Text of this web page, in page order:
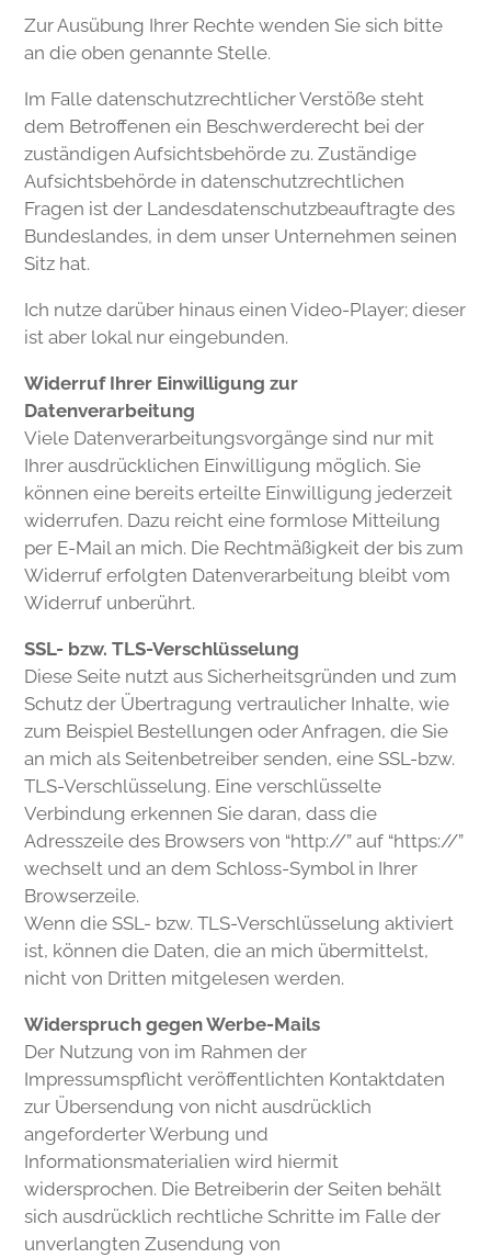
Zur Ausübung Ihrer Rechte wenden Sie sich bitte
an die oben genannte Stelle.
Im Falle datenschutzrechtlicher Verstöße steht
dem Betroffenen ein Beschwerderecht bei der
zuständigen Aufsichtsbehörde zu. Zuständige
Aufsichtsbehörde in datenschutzrechtlichen
Fragen ist der Landesdatenschutzbeauftragte des
Bundeslandes, in dem unser Unternehmen seinen
Sitz hat.
Ich nutze darüber hinaus einen Video-Player; dieser
ist aber lokal nur eingebunden.
Widerruf Ihrer Einwilligung zur
Datenverarbeitung
Viele Datenverarbeitungsvorgänge sind nur mit
Ihrer ausdrücklichen Einwilligung möglich. Sie
können eine bereits erteilte Einwilligung jederzeit
widerrufen. Dazu reicht eine formlose Mitteilung
per E-Mail an mich. Die Rechtmäßigkeit der bis zum
Widerruf erfolgten Datenverarbeitung bleibt vom
Widerruf unberührt.
SSL- bzw. TLS-Verschlüsselung
Diese Seite nutzt aus Sicherheitsgründen und zum
Schutz der Übertragung vertraulicher Inhalte, wie
zum Beispiel Bestellungen oder Anfragen, die Sie
an mich als Seitenbetreiber senden, eine SSL-bzw.
TLS-Verschlüsselung. Eine verschlüsselte
Verbindung erkennen Sie daran, dass die
Adresszeile des Browsers von “http://” auf “https://”
wechselt und an dem Schloss-Symbol in Ihrer
Browserzeile.
Wenn die SSL- bzw. TLS-Verschlüsselung aktiviert
ist, können die Daten, die an mich übermittelst,
nicht von Dritten mitgelesen werden.
Widerspruch gegen Werbe-Mails
Der Nutzung von im Rahmen der
Impressumspflicht veröffentlichten Kontaktdaten
zur Übersendung von nicht ausdrücklich
angeforderter Werbung und
Informationsmaterialien wird hiermit
widersprochen. Die Betreiberin der Seiten behält
sich ausdrücklich rechtliche Schritte im Falle der
unverlangten Zusendung von